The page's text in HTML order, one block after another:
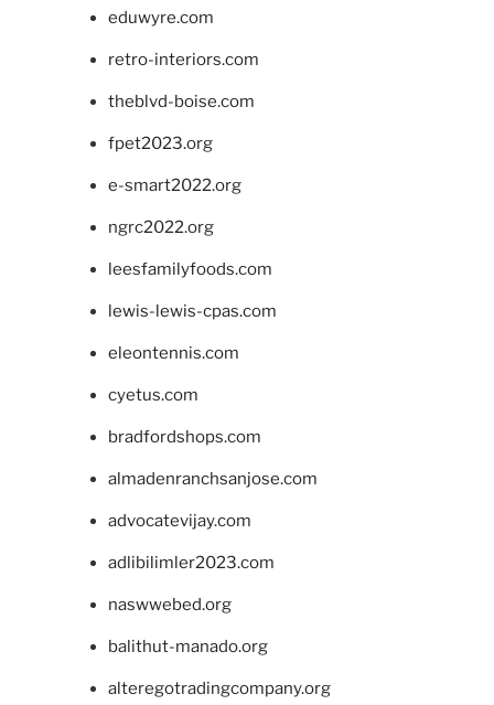
eduwyre.com
retro-interiors.com
theblvd-boise.com
fpet2023.org
e-smart2022.org
ngrc2022.org
leesfamilyfoods.com
lewis-lewis-cpas.com
eleontennis.com
cyetus.com
bradfordshops.com
almadenranchsanjose.com
advocatevijay.com
adlibilimler2023.com
naswwebed.org
balithut-manado.org
alteregotradingcompany.org